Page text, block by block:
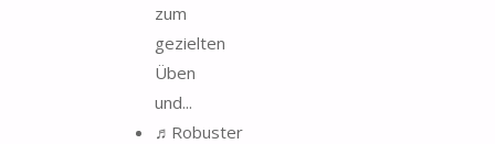
zum
gezielten
Üben
und...
♬Robuster